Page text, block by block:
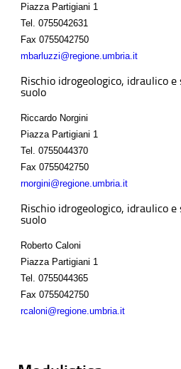
Piazza Partigiani 1
Tel.
0755042631
Fax 0755042750
mbarluzzi@regione.umbria.it
Rischio idrogeologico, idraulico e
suolo
Riccardo Norgini
Piazza Partigiani 1
Tel.
0755044370
Fax 0755042750
rnorgini@regione.umbria.it
Rischio idrogeologico, idraulico e
suolo
Roberto Caloni
Piazza Partigiani 1
Tel.
0755044365
Fax 0755042750
rcaloni@regione.umbria.it